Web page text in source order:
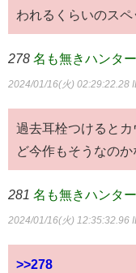
われるくらいのス
278 名も無きハンタ
2024/01/16(火) 02:29:22.28
過去耳栓つけると
ど今作もそうなのか
281 名も無きハンタ
2024/01/16(火) 12:35:32.96
>>278